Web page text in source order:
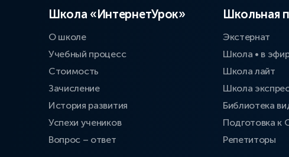
Школа «ИнтернетУрок»
О школе
Учебный процесс
Стоимость
Зачисление
История развития
Успехи учеников
Вопрос – ответ
Школьная
Экстернат
Школа • в
Школа лайт
Школа
Библиотека
Подготовка к
Репетиторы